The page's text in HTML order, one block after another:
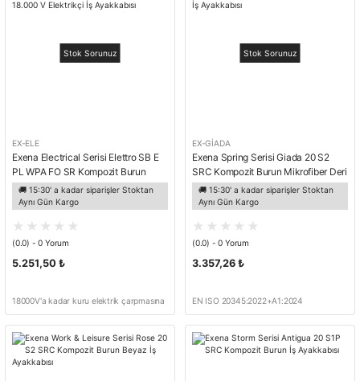
Stok Sorunuz
EX-ELE
Exena Electrical Serisi Elettro SB E
PL WPA FO SR Kompozit Burun
18.000 V Elektrikçi İş Ayakkabısı
🚚 15:30' a kadar siparişler Stoktan
Aynı Gün Kargo
(0.0) - 0 Yorum
5.251,50 ₺
18000V'a kadar kuru elektrik çarpmasına
dayanıklı, maksimum 1,0 mA tepe
standardına uygun taban.
Stok Sorunuz
EX-GİADA
Exena Spring Serisi Giada 20 S2
SRC Kompozit Burun Mikrofiber Deri
İş Ayakkabısı
🚚 15:30' a kadar siparişler Stoktan
Aynı Gün Kargo
(0.0) - 0 Yorum
3.357,26 ₺
EN ISO 20345:2022+A1:2024